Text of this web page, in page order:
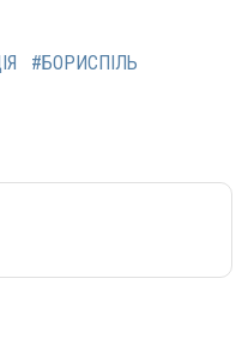
#БОРИСПІЛЬ